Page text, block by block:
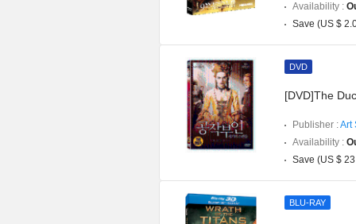
Availability :
Save (US $
DVD
[DVD]The
Publisher :Art
Availability :
Save (US $
BLU-RAY